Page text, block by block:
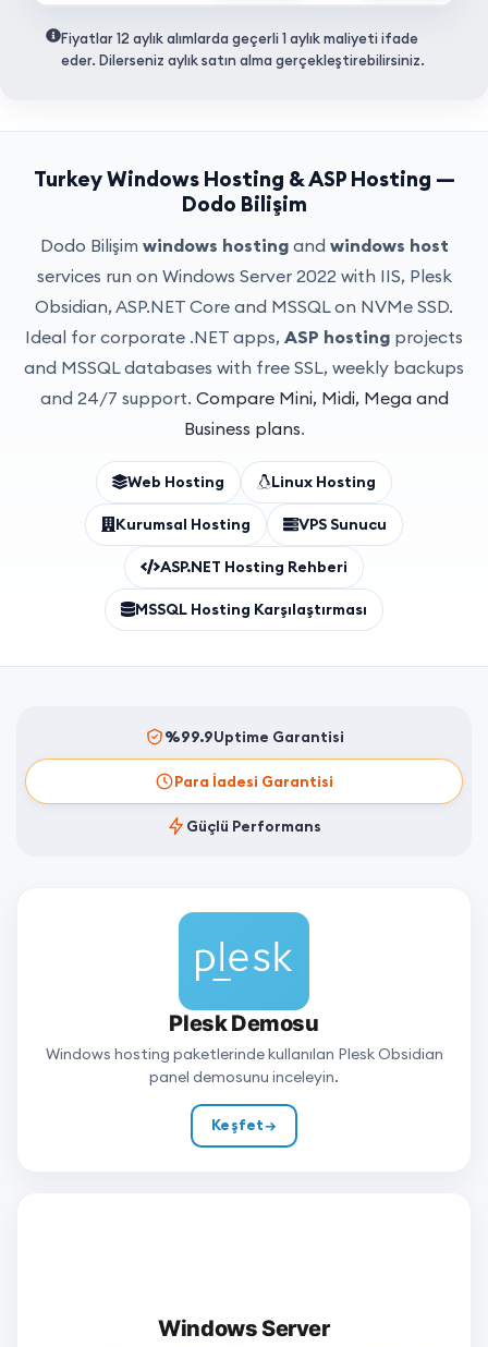
Fiyatlar 12 aylık alımlarda geçerli 1 aylık maliyeti ifade
eder. Dilerseniz aylık satın alma gerçekleştirebilirsiniz.
Turkey Windows Hosting & ASP Hosting —
Dodo Bilişim
Dodo Bilişim windows hostingand windows host
services run on Windows Server 2022 with IIS, Plesk
Obsidian, ASP.NET Core and MSSQL on NVMe SSD.
Ideal for corporate .NET apps, ASP hosting projects
and MSSQL databases with free SSL, weekly backups
and 24/7 support. Compare Mini, Midi, Mega and
Business plans.
Web Hosting Linux Hosting
Kurumsal Hosting VPS Sunucu
ASP.NET Hosting Rehberi
MSSQL Hosting Karşılaştırması
%99.9Uptime Garantisi
Para İadesi Garantisi
Güçlü Performans
Plesk Demosu
Windows hosting paketlerinde kullanılan Plesk Obsidian
panel demosunu inceleyin.
Keşfet→
Windows Server